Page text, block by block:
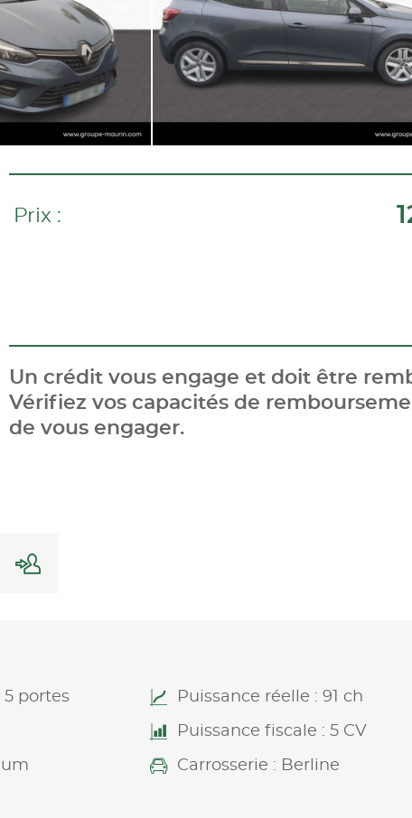
Prix :
Un crédit vous engage et doit être
Vérifiez vos capacités de
de vous engager.
5 portes Puissance réelle : 91 ch
Puissance fiscale : 5 CV
Carrosserie : Berline